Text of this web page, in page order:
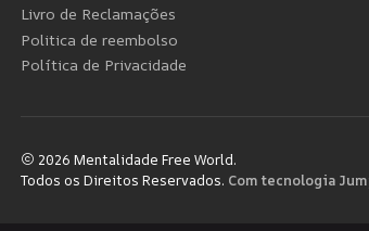
Livro de Reclamações
Politica de reembolso
Política de Privacidade
2026 Mentalidade Free World.
Todos os Direitos Reservados. Com tecnologia